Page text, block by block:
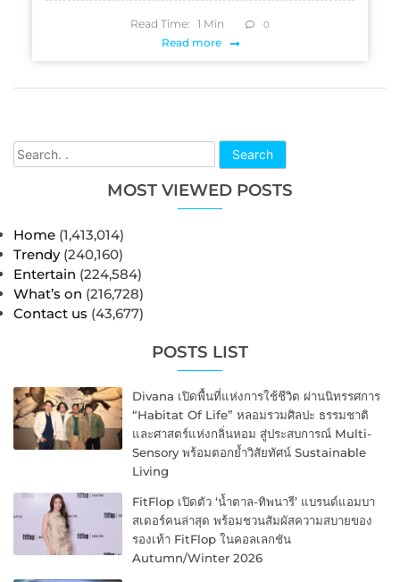
Search
MOST VIEWED POSTS
Home (1,413,014)
Trendy (240,160)
Entertain (224,584)
What’s on (216,728)
Contact us (43,677)
POSTS LIST
Divana เปิดพื้นที่แห่งการใช้ชีวิต ผ่านนิทรรศการ
“Habitat Of Life” หลอมรวมศิลปะ ธรรมชาติ
และศาสตร์แห่งกลิ่นหอม สู่ประสบการณ์ Multi-
Sensory พร้อมตอกย้ำวิสัยทัศน์ Sustainable
Living
FitFlop เปิดตัว ‘น้ำตาล-ทิพนารี’ แบรนด์แอมบา
สเดอร์คนล่าสุด พร้อมชวนสัมผัสความสบายของ
รองเท้า FitFlop ในคอลเลกชัน
Autumn/Winter 2026
Read Time: 1 Min 0
Read more